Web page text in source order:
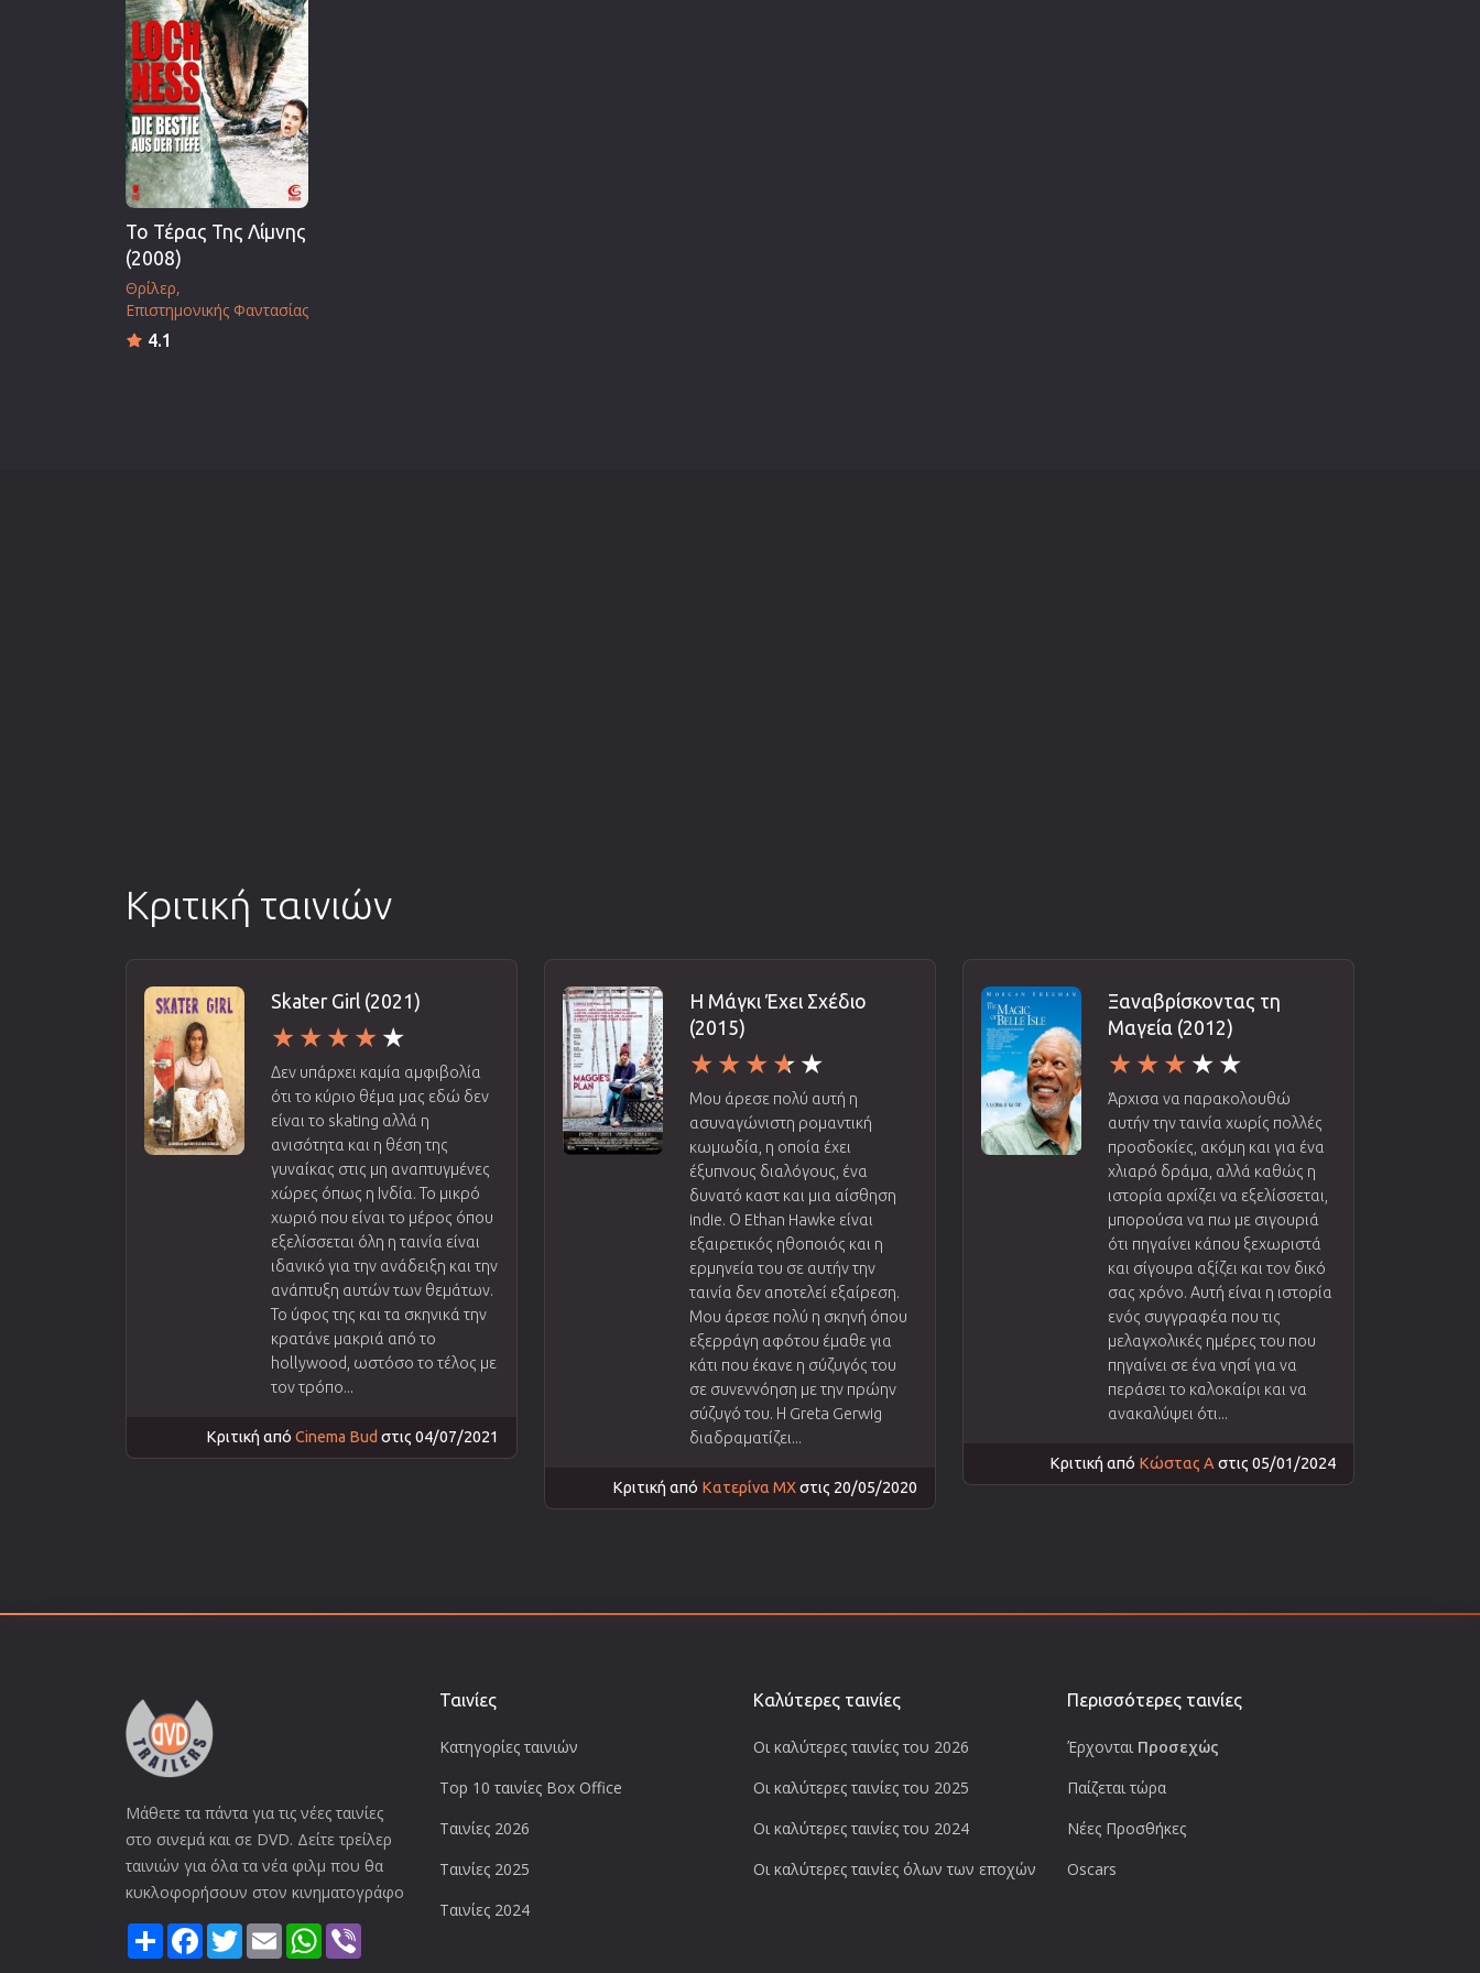
Το Τέρας Της Λίμνης
(2008)
Θρίλερ
Επιστημονικής Φαντασίας
4.1
Κριτική ταινιών
Skater Girl (2021)
Δεν υπάρχει καμία αμφιβολία
ότι το κύριο θέμα μας εδώ δεν
είναι το skating αλλά η
ανισότητα και η θέση της
γυναίκας στις μη αναπτυγμένες
χώρες όπως η Ινδία. Το μικρό
χωριό που είναι το μέρος όπου
εξελίσσεται όλη η ταινία είναι
ιδανικό για την ανάδειξη και την
ανάπτυξη αυτών των θεμάτων.
Το ύφος της και τα σκηνικά την
κρατάνε μακριά από το
hollywood, ωστόσο το τέλος με
τον τρόπο...
Κριτική από Cinema Bud στις 04/07/2021
Η Μάγκι Έχει Σχέδιο
(2015)
Μου άρεσε πολύ αυτή η
ασυναγώνιστη ρομαντική
κωμωδία, η οποία έχει
έξυπνους διαλόγους, ένα
δυνατό καστ και μια αίσθηση
indie. Ο Ethan Hawke είναι
εξαιρετικός ηθοποιός και η
ερμηνεία του σε αυτήν την
ταινία δεν αποτελεί εξαίρεση.
Μου άρεσε πολύ η σκηνή όπου
εξερράγη αφότου έμαθε για
κάτι που έκανε η σύζυγός του
σε συνεννόηση με την πρώην
σύζυγό του. Η Greta Gerwig
διαδραματίζει...
Κριτική από Κατερίνα ΜΧστις 20/05/2020
Ξαναβρίσκοντας τη
Μαγεία (2012)
Άρχισα να παρακολουθώ
αυτήν την ταινία χωρίς πολλές
προσδοκίες, ακόμη και για ένα
χλιαρό δράμα, αλλά καθώς η
ιστορία αρχίζει να εξελίσσεται,
μπορούσα να πω με σιγουριά
ότι πηγαίνει κάπου ξεχωριστά
και σίγουρα αξίζει και τον δικό
σας χρόνο. Αυτή είναι η ιστορία
ενός συγγραφέα που τις
μελαγχολικές ημέρες του που
πηγαίνει σε ένα νησί για να
περάσει το καλοκαίρι και να
ανακαλύψει ότι...
Κριτική από Κώστας Αστις 05/01/2024
Μάθετε τα πάντα για τις νέες ταινίες
στο σινεμά και σε DVD. Δείτε τρείλερ
ταινιών για όλα τα νέα φιλμ που θα
κυκλοφορήσουν στον κινηματογράφο
ShareFacebook
TwitterEmail WhatsApp
Ταινίες
Κατηγορίες ταινιών
Top 10 ταινίες Box Office
Ταινίες 2026
Ταινίες 2025
Ταινίες 2024
Καλύτερες ταινίες
Οι καλύτερες ταινίες του 2026
Οι καλύτερες ταινίες του 2025
Οι καλύτερες ταινίες του 2024
Οι καλύτερες ταινίες όλων των εποχών
Περισσότερες ταινίες
Έρχονται Προσεχώς
Παίζεται τώρα
Νέες Προσθήκες
Oscars